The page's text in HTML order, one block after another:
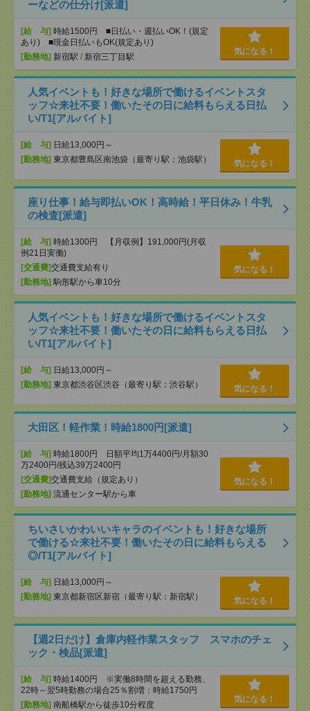
ーなどの仕分け[派遣]
[給 与] 時給1500円 ■日払い・週払いOK！(規定
あり) ■現金日払いもOK(規定あり)
[勤務地] 新宿駅 / 新宿三丁目駅
気になる！
人気イベントも！好きな場所で働けるイベントスタ
ッフ☆来社不要！働いたその日に給料もらえる日払
い/T1[アルバイト]
[給 与] 日給13,000円～
[勤務地] 東京都豊島区南池袋（最寄り駅：池袋駅） 気になる！
座り仕事！給与即払いOK！高時給！平日休み！牛乳
の検査[派遣]
[給 与] 時給1300円 【月収例】191,000円(月収
例21日実働)
[交通費]交通費支給有り
[勤務地] 駒形駅から車10分
気になる！
人気イベントも！好きな場所で働けるイベントスタ
ッフ☆来社不要！働いたその日に給料もらえる日払
い/T1[アルバイト]
[給 与] 日給13,000円～
[勤務地] 東京都渋谷区渋谷（最寄り駅：渋谷駅） 気になる！
大田区！軽作業！時給1800円[派遣]
[給 与] 時給1800円 日額平均1万4400円/月額30
万2400円/残込39万2400円
[交通費]交通費支給（規定あり）
[勤務地] 流通センター駅から車
気になる！
ちいさいかわいいキャラのイベントも！好きな場所
で働ける☆来社不要！働いたその日に給料もらえる
◎/T1[アルバイト]
[給 与] 日給13,000円～
[勤務地] 東京都新宿区新宿（最寄り駅：新宿駅） 気になる！
【週2日だけ】倉庫内軽作業スタッフ スマホのチェ
ック・検品[派遣]
[給 与] 時給1400円 ※実働8時間を超える勤務、
22時～翌5時勤務の場合25％割増：時給1750円
[勤務地] 南船橋駅から徒歩10分程度
気になる！